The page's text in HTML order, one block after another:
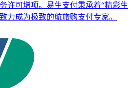
许可增项。易生支付秉承着“精彩生
力成为极致的航旅购支付专家。